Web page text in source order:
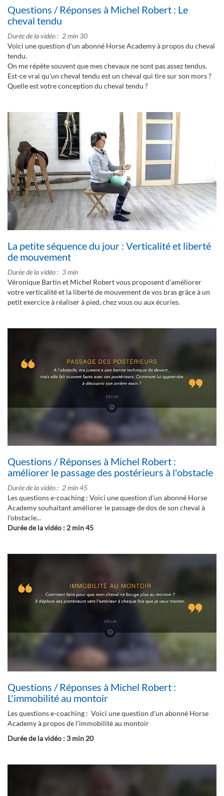
Questions / Réponses à Michel Robert : Le
cheval tendu
Durée de la vidéo
2 min 30
Voici une question d'un abonné Horse Academy à propos du cheval
tendu.
On me répète souvent que mes chevaux ne sont pas assez tendus.
Est-ce vrai qu'un cheval tendu est un cheval qui tire sur son mors ?
Quelle est votre conception du cheval tendu ?
La petite séquence du jour : Verticalité et liberté
de mouvement
Durée de la vidéo
3 min
Véronique Bartin et Michel Robert vous proposent d’améliorer
votre verticalité et la liberté de mouvement de vos bras grâce à un
petit exercice à réaliser à pied, chez vous ou aux écuries.
Questions / Réponses à Michel Robert :
améliorer le passage des postérieurs à l'obstacle
Durée de la vidéo
2 min 45
Les questions e-coaching : Voici une question d'un abonné Horse
Academy souhaitant améliorer le passage de dos de son cheval à
l'obstacle...
Durée de la vidéo : 2 min 45
Questions / Réponses à Michel Robert :
L'immobilité au montoir
Les questions e-coaching : Voici une question d'un abonné Horse
Academy à propos de l'immobilité au montoir
Durée de la vidéo : 3 min 20